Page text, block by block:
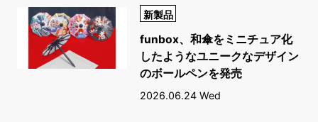
新製品
funbox、和傘をミニチュア化
したようなユニークなデザイン
のボールペンを発売
2026.06.24 Wed